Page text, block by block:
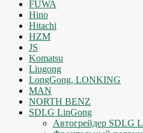
FUWA
Hino
Hitachi
HZM
JS
Komatsu
Liugong
LongGong, LONKING
MAN
NORTH BENZ
SDLG LinGong
Автогрейдер SDLG